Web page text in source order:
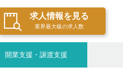
求人情報を見る
業界最大級の求人数
開業支援・譲渡支援